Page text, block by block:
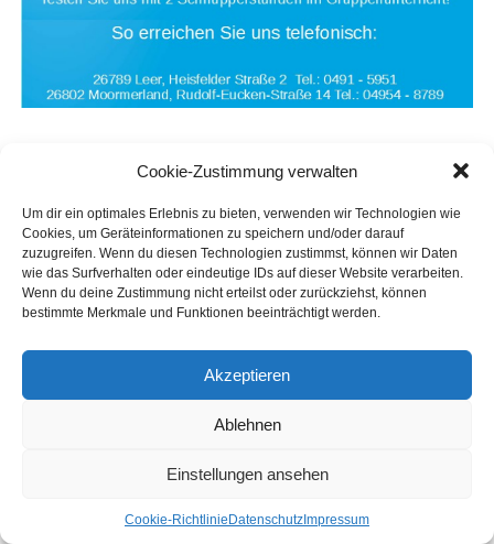
Cookie-Zustimmung verwalten
Um dir ein optimales Erlebnis zu bieten, verwenden wir Technologien wie
Cookies, um Geräteinformationen zu speichern und/oder darauf
zuzugreifen. Wenn du diesen Technologien zustimmst, können wir Daten
wie das Surfverhalten oder eindeutige IDs auf dieser Website verarbeiten.
Wenn du deine Zustimmung nicht erteilst oder zurückziehst, können
bestimmte Merkmale und Funktionen beeinträchtigt werden.
Akzeptieren
Ablehnen
Einstellungen ansehen
Coo­kie-Richt­li­nie Daten­schutz Impres­sum
Erfolg­rei­ches und pie­tät­vol­les Mar­ke­
ting für Bestatter
ANZEIGE
Reich­wei­ten­stark kom­mu­ni­zie­ren:
ANZEIGE
Regio­na­les Sto­rytel­ling stärkt digi­ta­le
Lese­r­ECHO — Medi­en­haus für IHR